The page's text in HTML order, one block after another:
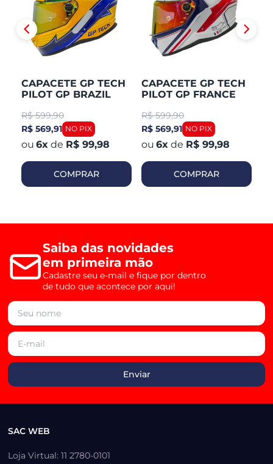
CAPACETE GP TECH
PILOT GP BRAZIL
R$ 599,90
R$ 569,91
6x de R$ 99,98
COMPRAR
CAPACETE GP TECH
PILOT GP FRANCE
R$ 599,90
R$ 569,91
6x de R$ 99,98
COMPRAR
Saiba das novidades
em primeira mão
Cadastre seu e-mail e fique por dentro
de tudo que acontece por aqui!
SAC WEB
Loja Virtual: 11 2780-0101